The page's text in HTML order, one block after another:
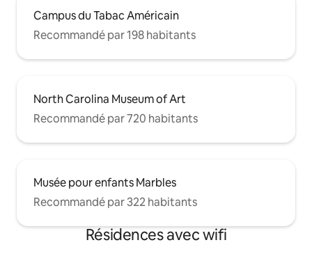
Campus du Tabac Américain
Recommandé par 198 habitants
North Carolina Museum of Art
Recommandé par 720 habitants
Musée pour enfants Marbles
Recommandé par 322 habitants
Résidences avec wifi